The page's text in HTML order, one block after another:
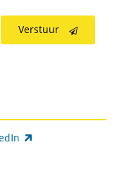
Verstuur
link)